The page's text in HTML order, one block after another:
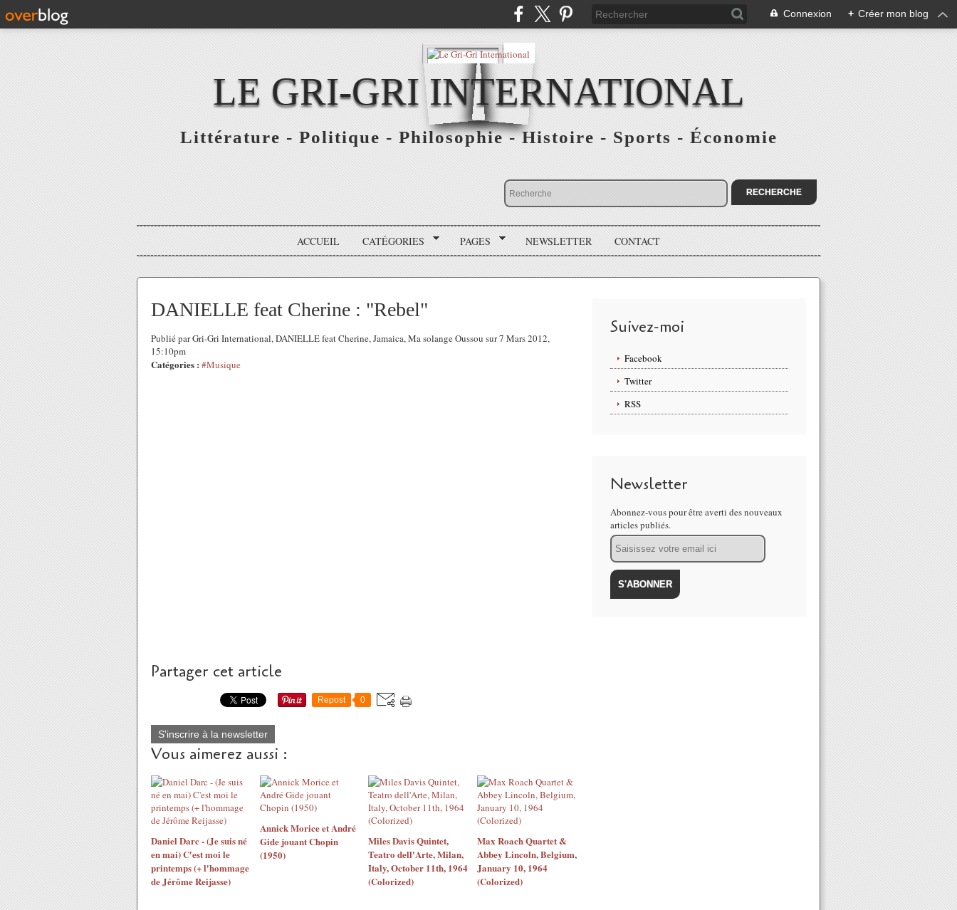
Connexion + Créer mon blog
LE GRI-GRI INTERNATIONAL
Littérature - Politique - Philosophie - Histoire - Sports - Économie
ACCUEIL CATÉGORIES PAGES NEWSLETTER CONTACT
DANIELLE feat Cherine : "Rebel"
Publié par Gri-Gri International, DANIELLE feat Cherine, Jamaica, Ma solange Oussou sur 7 Mars 2012,
15:10pm
Catégories : #Musique
Partager cet article
Repost 0
S'inscrire à la newsletter
Vous aimerez aussi :
Daniel Darc - (Je suis né
en mai) C'est moi le
printemps (+ l'hommage
de Jérôme Reijasse)
Annick Morice et André
Gide jouant Chopin
(1950)
Miles Davis Quintet,
Teatro dell'Arte, Milan,
Italy, October 11th, 1964
(Colorized)
Max Roach Quartet &
Abbey Lincoln, Belgium,
January 10, 1964
(Colorized)
Suivez-moi
Facebook
Twitter
RSS
Newsletter
Abonnez-vous pour être averti des nouveaux
articles publiés.
Email